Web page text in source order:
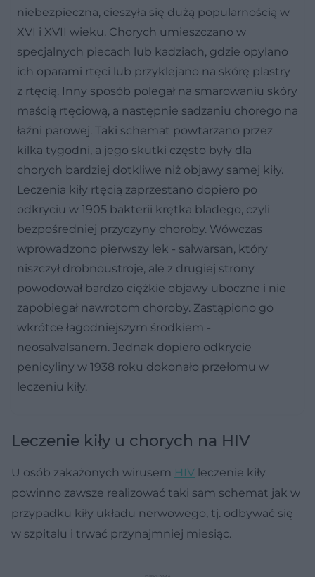
niebezpieczna, cieszyła się dużą popularnością w
XVI i XVII wieku. Chorych umieszczano w
specjalnych piecach lub kadziach, gdzie opylano
ich oparami rtęci lub przyklejano na skórę plastry
z rtęcią. Inny sposób polegał na smarowaniu skóry
maścią rtęciową, a następnie sadzaniu chorego na
łaźni parowej. Taki schemat powtarzano przez
kilka tygodni, a jego skutki często były dla
chorych bardziej dotkliwe niż objawy samej kiły.
Leczenia kiły rtęcią zaprzestano dopiero po
odkryciu w 1905 bakterii krętka bladego, czyli
bezpośredniej przyczyny choroby. Wówczas
wprowadzono pierwszy lek - salwarsan, który
niszczył drobnoustroje, ale z drugiej strony
powodował bardzo ciężkie objawy uboczne i nie
zapobiegał nawrotom choroby. Zastąpiono go
wkrótce łagodniejszym środkiem -
neosalvalsanem. Jednak dopiero odkrycie
penicyliny w 1938 roku dokonało przełomu w
leczeniu kiły.
Leczenie kiły u chorych na HIV
U osób zakażonych wirusem HIV leczenie kiły
powinno zawsze realizować taki sam schemat jak w
przypadku kiły układu nerwowego, tj. odbywać się
w szpitalu i trwać przynajmniej miesiąc.